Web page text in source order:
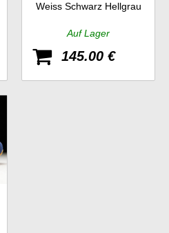
WR
Weiss Schwarz Hellgrau
Auf Lager
145.00 €